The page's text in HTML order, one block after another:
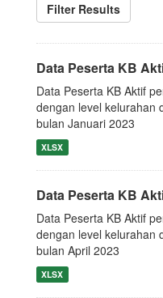
Filter Results
Data Peserta KB
Data Peserta KB Aktif
dengan level kelurahan
bulan Januari 2023
XLSX
Data Peserta KB
Data Peserta KB Aktif
dengan level kelurahan
bulan April 2023
XLSX